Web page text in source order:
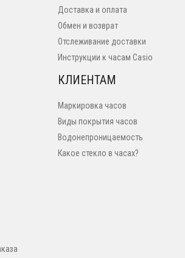
Доставка и оплата
Обмен и возврат
Отслеживание доставки
Инструкции к часам Casio
КЛИЕНТАМ
Маркировка часов
Виды покрытия часов
Водонепроницаемость
Какое стекло в часах?